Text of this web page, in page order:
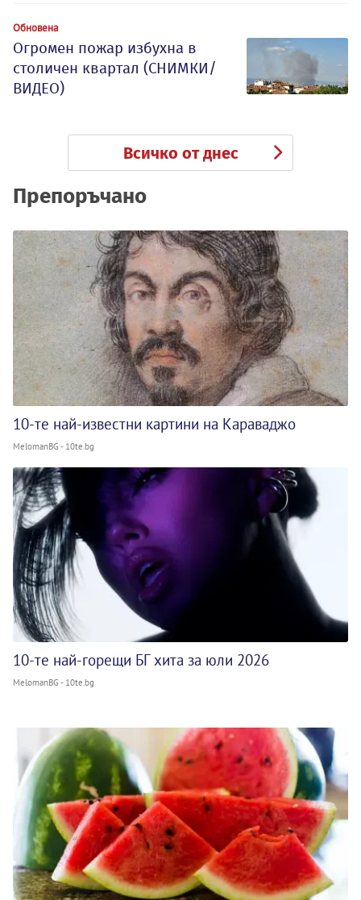
Обновена
Огромен пожар избухна в
столичен квартал (СНИМКИ/
ВИДЕО)
Всичко от днес
Препоръчано
10-те най-известни картини на Караваджо
MelomanBG - 10te.bg
10-те най-горещи БГ хита за юли 2026
MelomanBG - 10te.bg